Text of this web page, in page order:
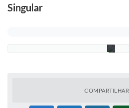
Contratos
Singular
COMPARTILHAR